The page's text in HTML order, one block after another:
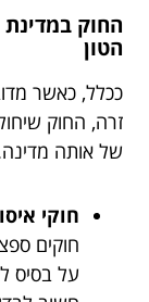
החוק
הטון
ככלל, כאשר
זרה, החוק
של אותה
חוקי
חוקים
על בסיס